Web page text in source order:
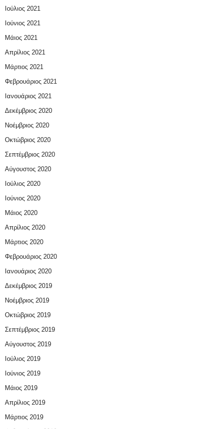
Ιούλιος 2021
Ιούνιος 2021
Μάιος 2021
Απρίλιος 2021
Μάρτιος 2021
Φεβρουάριος 2021
Ιανουάριος 2021
Δεκέμβριος 2020
Νοέμβριος 2020
Οκτώβριος 2020
Σεπτέμβριος 2020
Αύγουστος 2020
Ιούλιος 2020
Ιούνιος 2020
Μάιος 2020
Απρίλιος 2020
Μάρτιος 2020
Φεβρουάριος 2020
Ιανουάριος 2020
Δεκέμβριος 2019
Νοέμβριος 2019
Οκτώβριος 2019
Σεπτέμβριος 2019
Αύγουστος 2019
Ιούλιος 2019
Ιούνιος 2019
Μάιος 2019
Απρίλιος 2019
Μάρτιος 2019